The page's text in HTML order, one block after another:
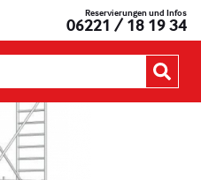
Reservierungen und Infos
06221 / 18 19 34
durchsuchen: